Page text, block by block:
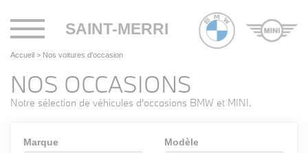
SAINT-MERRI
Toggle
navigation
Accueil > Nos voitures d'occasion
NOS OCCASIONS
Notre sélection de véhicules d'occasions BMW et MINI.
Marque Modèle